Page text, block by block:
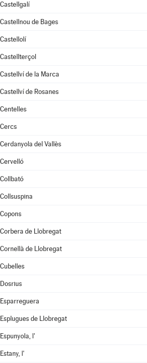
Castellgalí
Castellnou de Bages
Castellolí
Castellterçol
Castellví de la Marca
Castellví de Rosanes
Centelles
Cercs
Cerdanyola del Vallès
Cervelló
Collbató
Collsuspina
Copons
Corbera de Llobregat
Cornellà de Llobregat
Cubelles
Dosrius
Esparreguera
Esplugues de Llobregat
Espunyola, l'
Estany, l'